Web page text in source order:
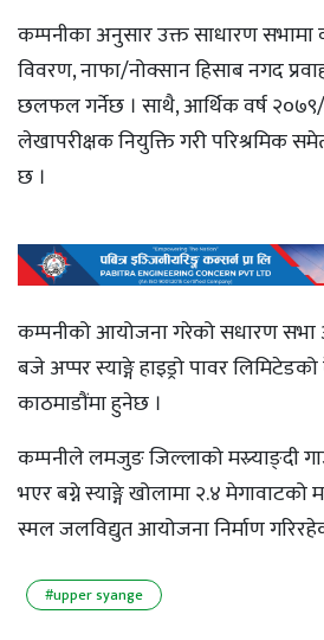
कम्पनीका अनुसार उक्त साधारण सभामा
विवरण, नाफा/नोक्सान हिसाब नगद
छलफल गर्नेछ । साथै, आर्थिक वर्ष
लेखापरीक्षक नियुक्ति गरी परिश्रमिक
छ ।
कम्पनीको आयोजना गरेको सधारण सभा
बजे अप्पर स्याङ्गे हाइड्रो पावर
काठमाडौंमा हुनेछ ।
कम्पनीले लमजुङ जिल्लाको मस्र्याङ्दी
भएर बग्ने स्याङ्गे खोलामा २.४ मेगावाटको
स्मल जलविद्युत आयोजना निर्माण
#upper syange